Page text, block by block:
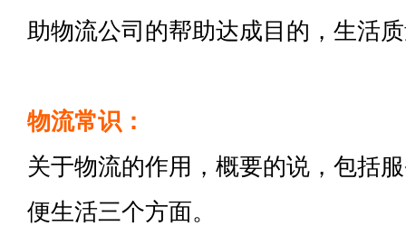
助物流公司的帮助达成目的，生活
物流常识：
关于物流的作用，概要的说，包括
便生活三个方面。